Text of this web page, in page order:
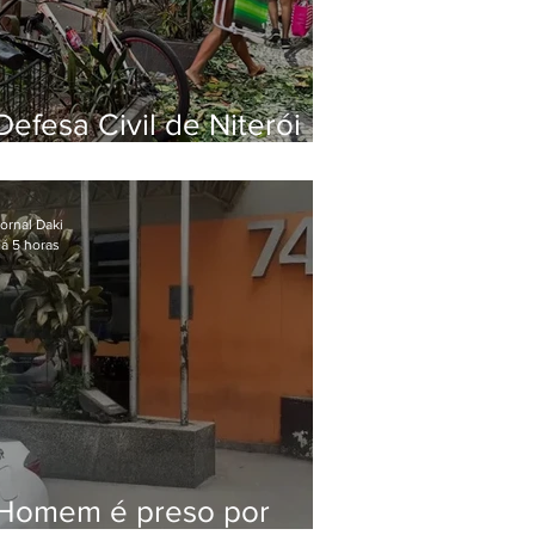
Civil de Niterói
para esta sexta-
(07)
é preso por
Daki
5 horas